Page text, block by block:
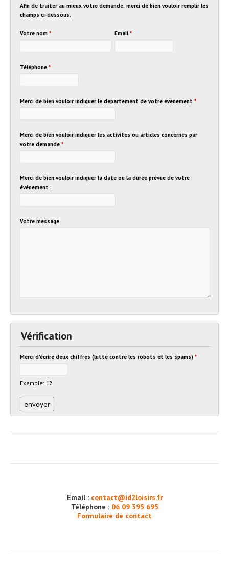
Afin de traiter au mieux votre demande, merci de bien vouloir remplir les
champs ci-dessous.
Votre nom * Email*
Téléphone *
Merci de bien vouloir indiquer le département de votre événement *
Merci de bien vouloir indiquer les activités ou articles concernés par
votre demande *
Merci de bien vouloir indiquer la date ou la durée prévue de votre
événement :
Votre message
Vérification
Merci d'écrire deux chiffres (lutte contre les robots et les spams) *
Exemple: 12
Email : contact@id2loisirs.fr
Téléphone : 06 09 395 695
Formulaire de contact